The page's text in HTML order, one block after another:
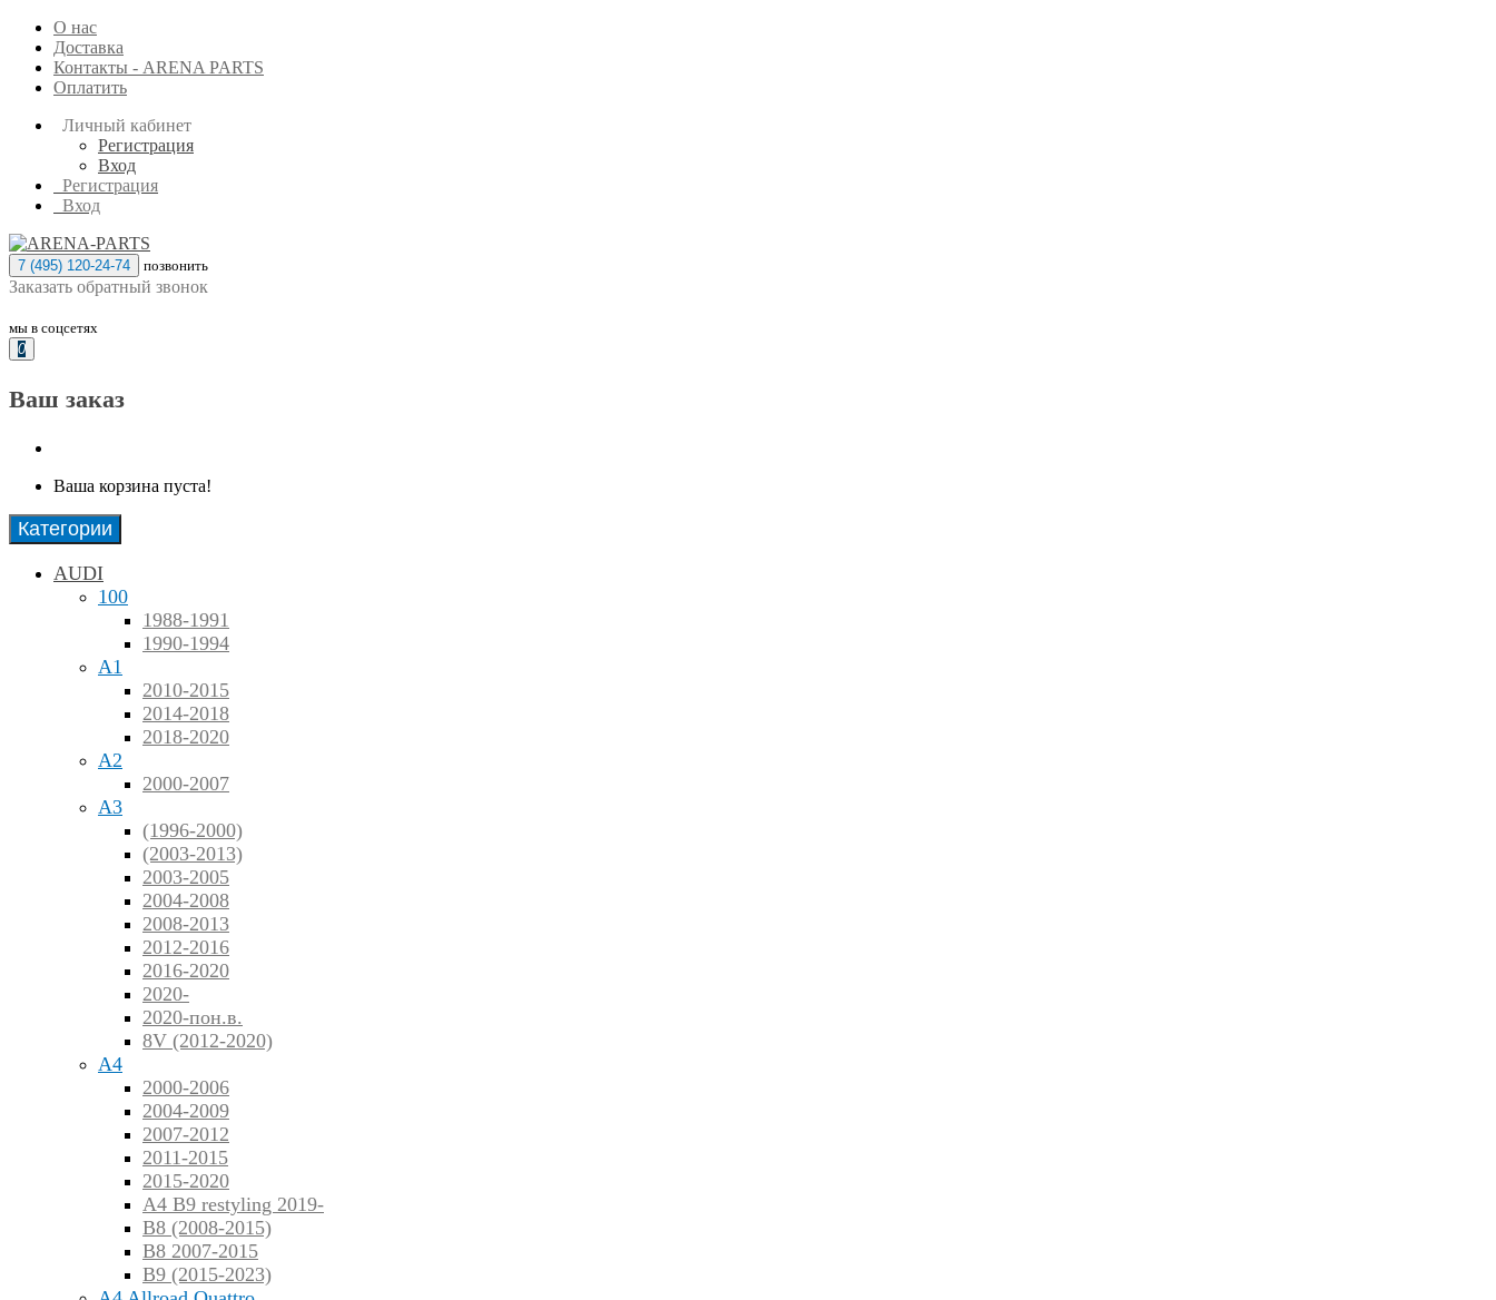
О нас
Доставка
Контакты - ARENA PARTS
Оплатить
Личный кабинет
Регистрация
Вход
Регистрация
Вход
7 (495) 120-24-74 позвонить
Заказать обратный звонок
мы в соцсетях
0
Ваш заказ
Ваша корзина пуста!
Категории
AUDI
100
1988-1991
1990-1994
A1
2010-2015
2014-2018
2018-2020
A2
2000-2007
A3
(1996-2000)
(2003-2013)
2003-2005
2004-2008
2008-2013
2012-2016
2016-2020
2020-
2020-пон.в.
8V (2012-2020)
A4
2000-2006
2004-2009
2007-2012
2011-2015
2015-2020
A4 B9 restyling 2019-
B8 (2008-2015)
B8 2007-2015
B9 (2015-2023)